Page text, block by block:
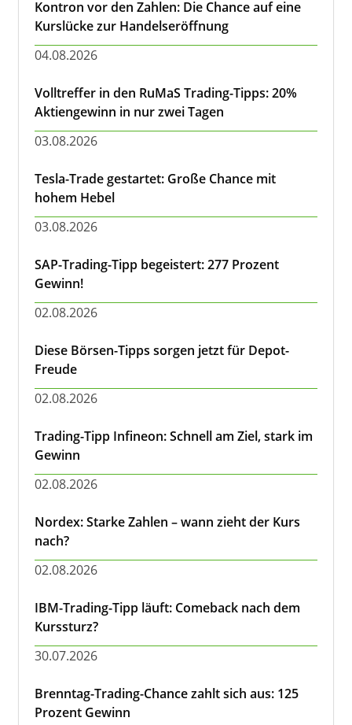
Kontron vor den Zahlen: Die Chance auf eine
Kurslücke zur Handelseröffnung
04.08.2026
Volltreffer in den RuMaS Trading-Tipps: 20%
Aktiengewinn in nur zwei Tagen
03.08.2026
Tesla-Trade gestartet: Große Chance mit
hohem Hebel
03.08.2026
SAP-Trading-Tipp begeistert: 277 Prozent
Gewinn!
02.08.2026
Diese Börsen-Tipps sorgen jetzt für Depot-
Freude
02.08.2026
Trading-Tipp Infineon: Schnell am Ziel, stark im
Gewinn
02.08.2026
Nordex: Starke Zahlen – wann zieht der Kurs
nach?
02.08.2026
IBM-Trading-Tipp läuft: Comeback nach dem
Kurssturz?
30.07.2026
Brenntag-Trading-Chance zahlt sich aus: 125
Prozent Gewinn